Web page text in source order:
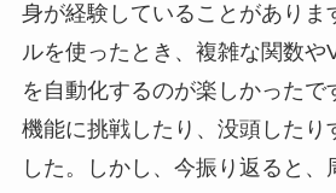
身が経験していることがありま
ルを使ったとき、複雑な関数や
を自動化するのが楽しかったで
機能に挑戦したり、没頭したり
した。しかし、今振り返ると、